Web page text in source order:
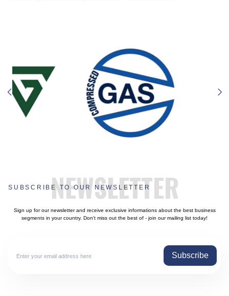
NEWSLETTER
SUBSCRIBE TO OUR NEWSLETTER
Sign up for our newsletter and receive exclusive informations about the best business
segments in your country. Don't miss out the best of - join our mailing list today!
Subscribe